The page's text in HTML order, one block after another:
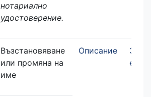
нотариално
удостоверение.
Възстановяване
или промяна на
име
Описание